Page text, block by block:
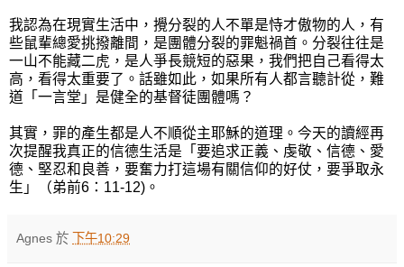
我認為在現實生活中，攪分裂的人不單是恃才傲物的人，有
些鼠輩總愛挑撥離間，是團體分裂的罪魁禍首。分裂往往是
一山不能藏二虎，是人爭長競短的惡果，我們把自己看得太
高，看得太重要了。話雖如此，如果所有人都言聽計從，難
道「一言堂」是健全的基督徒團體嗎？
其實，罪的產生都是人不順從主耶穌的道理。今天的讀經再
次提醒我真正的信德生活是「要追求正義、虔敬、信德、愛
德、堅忍和良善，要奮力打這場有關信仰的好仗，要爭取永
生」（弟前6：11-12)。
Agnes 於 下午10:29